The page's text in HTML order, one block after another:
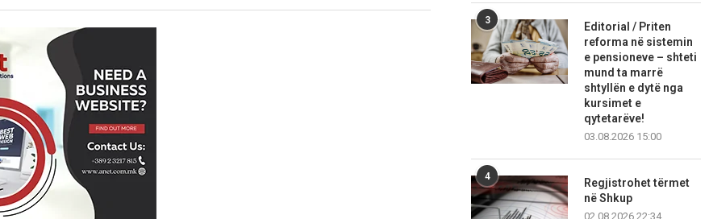
3
Editorial / Priten
reforma në sistemin
e pensioneve – shteti
mund ta marrë
shtyllën e dytë nga
kursimet e
qytetarëve!
03.08.2026 15:00
4
Regjistrohet tërmet
në Shkup
02.08.2026 22:34